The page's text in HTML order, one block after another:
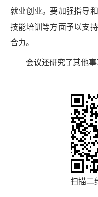
就业创业。要加强指导
技能培训等方面予以支
合力。
会议还研究了其他事
扫描二